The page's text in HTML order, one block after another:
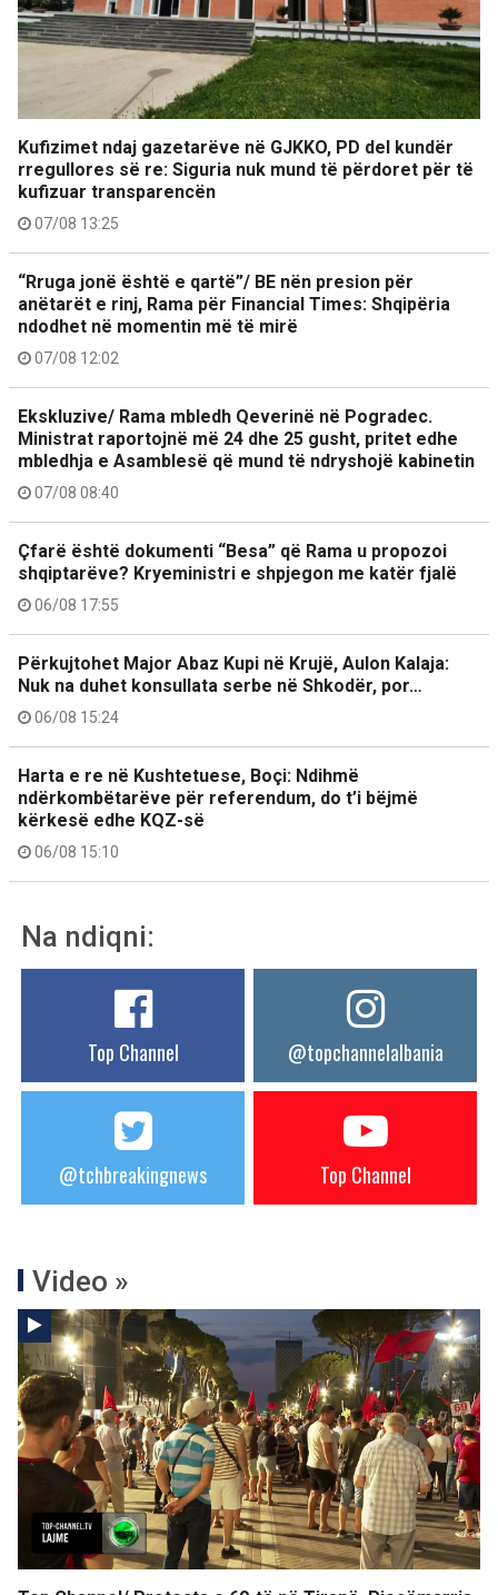
Kufizimet ndaj gazetarëve në GJKKO, PD del kundër
rregullores së re: Siguria nuk mund të përdoret për të
kufizuar transparencën
07/08 13:25
“Rruga jonë është e qartë”/ BE nën presion për
anëtarët e rinj, Rama për Financial Times: Shqipëria
ndodhet në momentin më të mirë
07/08 12:02
Ekskluzive/ Rama mbledh Qeverinë në Pogradec.
Ministrat raportojnë më 24 dhe 25 gusht, pritet edhe
mbledhja e Asamblesë që mund të ndryshojë kabinetin
07/08 08:40
Çfarë është dokumenti “Besa” që Rama u propozoi
shqiptarëve? Kryeministri e shpjegon me katër fjalë
06/08 17:55
Përkujtohet Major Abaz Kupi në Krujë, Aulon Kalaja:
Nuk na duhet konsullata serbe në Shkodër, por…
06/08 15:24
Harta e re në Kushtetuese, Boçi: Ndihmë
ndërkombëtarëve për referendum, do t’i bëjmë
kërkesë edhe KQZ-së
06/08 15:10
Na ndiqni:
Top Channel @topchannelalbania
@tchbreakingnews Top Channel
Video »